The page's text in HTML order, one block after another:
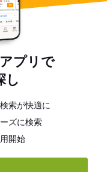
プリで
し
索が快適に
ズに検索
開始